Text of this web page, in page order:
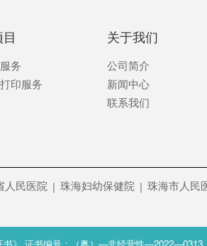
务
印服务
关于我们
公司简介
新闻中心
联系我们
人民医院 | 珠海妇幼保健院 | 珠海市人民